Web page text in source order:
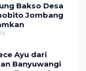
Bakso Desa
Jombang
Ayu dari
Banyuwangi